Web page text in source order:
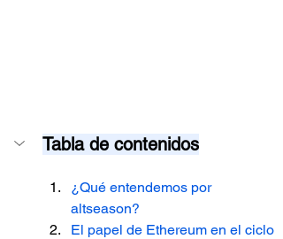
Tabla de contenidos
¿Qué entendemos por
altseason?
El papel de Ethereum en el ciclo